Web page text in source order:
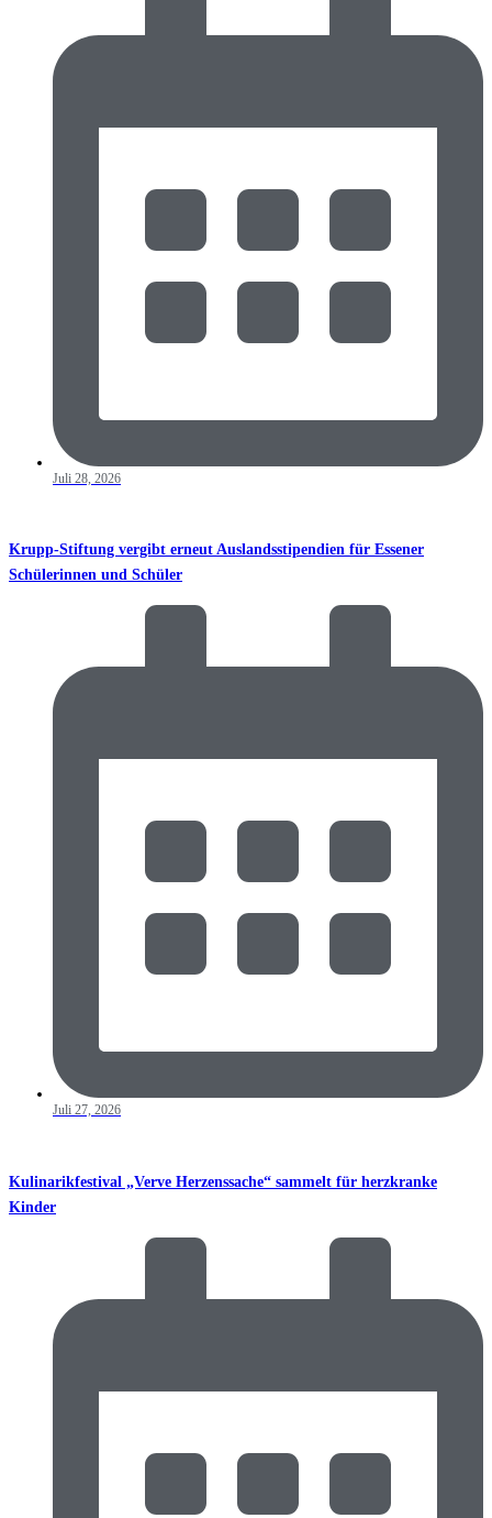
Juli 28, 2026
Krupp-Stiftung vergibt erneut Auslandsstipendien für Essener
Schülerinnen und Schüler
Juli 27, 2026
Kulinarikfestival „Verve Herzenssache“ sammelt für herzkranke
Kinder